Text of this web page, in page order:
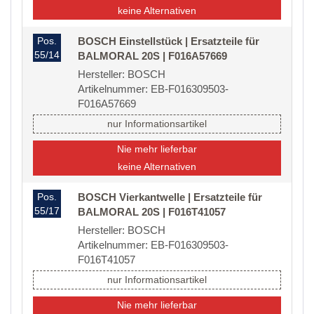
keine Alternativen
Pos.
55/14
BOSCH Einstellstück | Ersatzteile für
BALMORAL 20S | F016A57669
Hersteller: BOSCH
Artikelnummer: EB-F016309503-
F016A57669
nur Informationsartikel
Nie mehr lieferbar
keine Alternativen
Pos.
55/17
BOSCH Vierkantwelle | Ersatzteile für
BALMORAL 20S | F016T41057
Hersteller: BOSCH
Artikelnummer: EB-F016309503-
F016T41057
nur Informationsartikel
Nie mehr lieferbar